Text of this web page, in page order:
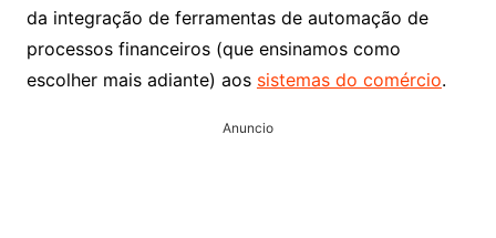
da integração de ferramentas de automação de
processos financeiros (que ensinamos como
escolher mais adiante) aos sistemas do comércio.
Anuncio